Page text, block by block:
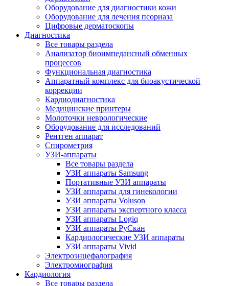
Оборудование для диагностики кожи
Оборудование для лечения псориаза
Цифровые дерматоскопы
Диагностика
Все товары раздела
Анализатор биоимпедансный обменных
процессов
Функциональная диагностика
Аппаратный комплекс для биоакустической
коррекции
Кардиодиагностика
Медицинские принтеры
Молоточки неврологические
Оборудование для исследований
Рентген аппарат
Спирометрия
УЗИ-аппараты
Все товары раздела
УЗИ аппараты Samsung
Портативные УЗИ аппараты
УЗИ аппараты для гинекологии
УЗИ аппараты Voluson
УЗИ аппараты экспертного класса
УЗИ аппараты Logiq
УЗИ аппараты РуСкан
Кардиологические УЗИ аппараты
УЗИ аппараты Vivid
Электроэнцефалография
Электромиография
Кардиология
Все товары раздела